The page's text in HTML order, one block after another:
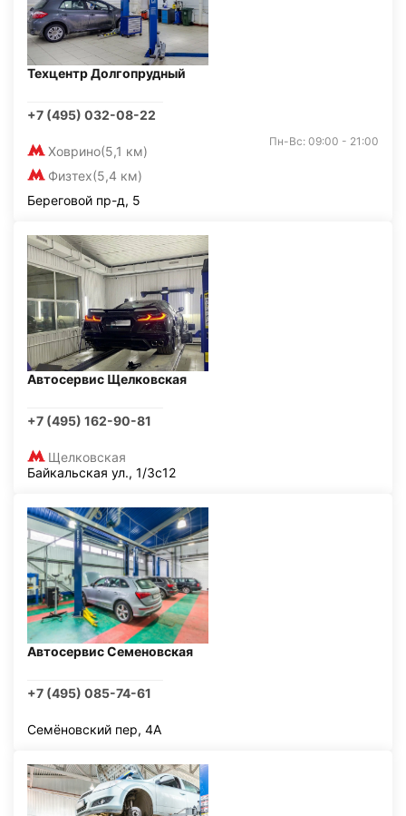
Техцентр Долгопрудный
+7 (495) 032-08-22
Ховрино(5,1 км)
Физтех(5,4 км)
Пн-Вс: 09:00 - 21:00
Береговой пр-д, 5
Автосервис Щелковская
+7 (495) 162-90-81
Щелковская
Байкальская ул., 1/3с12
Автосервис Семеновская
+7 (495) 085-74-61
Семёновский пер, 4А